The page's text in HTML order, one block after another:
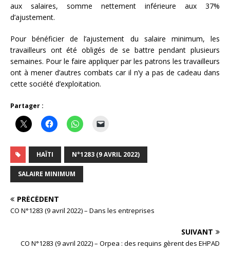
aux salaires, somme nettement inférieure aux 37%
d’ajustement.
Pour bénéficier de l’ajustement du salaire minimum, les
travailleurs ont été obligés de se battre pendant plusieurs
semaines. Pour le faire appliquer par les patrons les travailleurs
ont à mener d’autres combats car il n’y a pas de cadeau dans
cette société d’exploitation.
Partager :
HAÏTI N°1283 (9 AVRIL 2022)
SALAIRE MINIMUM
PRÉCÉDENT
CO N°1283 (9 avril 2022) – Dans les entreprises
SUIVANT
CO N°1283 (9 avril 2022) – Orpea : des requins gèrent des EHPAD